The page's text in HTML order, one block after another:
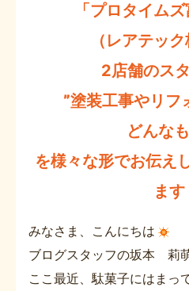
「プロタイム
（レアテック
2店舗のス
”塗装工事やリフ
どんな
を様々な形でお伝え
ます
みなさま、こんにちは
ブログスタッフの坂本 莉
ここ最近、駄菓子にはまっ